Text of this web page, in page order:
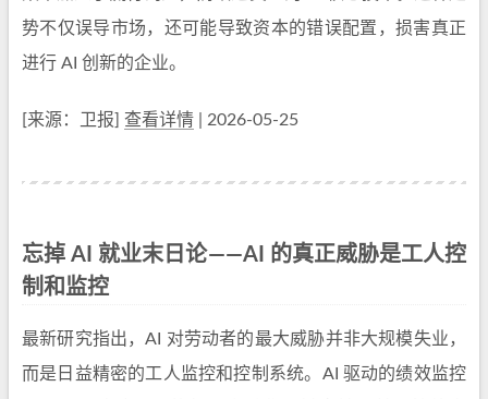
势不仅误导市场，还可能导致资本的错误配置，损害真正
进行 AI 创新的企业。
[来源：卫报] 查看详情 | 2026-05-25
忘掉 AI 就业末日论——AI 的真正威胁是工人控
制和监控
最新研究指出，AI 对劳动者的最大威胁并非大规模失业，
而是日益精密的工人监控和控制系统。AI 驱动的绩效监控